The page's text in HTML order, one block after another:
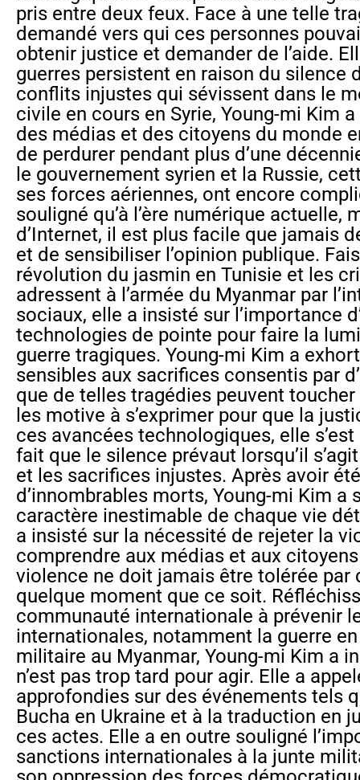
pris entre deux feux. Face à une telle
demandé vers qui ces personnes
obtenir justice et demander de l’aide.
guerres persistent en raison du silence
conflits injustes qui sévissent dans le
civile en cours en Syrie, Young-mi Kim
des médias et des citoyens du monde
de perdurer pendant plus d’une
le gouvernement syrien et la Russie,
ses forces aériennes, ont encore
souligné qu’à l’ère numérique actuelle,
d’Internet, il est plus facile que jamais
et de sensibiliser l’opinion publique.
révolution du jasmin en Tunisie et les
adressent à l’armée du Myanmar par
sociaux, elle a insisté sur l’importance
technologies de pointe pour faire la
guerre tragiques. Young-mi Kim a
sensibles aux sacrifices consentis par
que de telles tragédies peuvent toucher
les motive à s’exprimer pour que la
ces avancées technologiques, elle
fait que le silence prévaut lorsqu’il
et les sacrifices injustes. Après avoir
d’innombrables morts, Young-mi Kim a
caractère inestimable de chaque vie
a insisté sur la nécessité de rejeter la
comprendre aux médias et aux
violence ne doit jamais être tolérée par
quelque moment que ce soit.
communauté internationale à prévenir
internationales, notamment la guerre
militaire au Myanmar, Young-mi Kim a
n’est pas trop tard pour agir. Elle a
approfondies sur des événements tels
Bucha en Ukraine et à la traduction en
ces actes. Elle a en outre souligné
sanctions internationales à la junte